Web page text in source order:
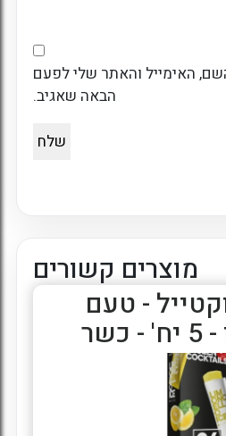
האימייל והאתר שלי לפעם
הבאה שאגיב.
מוצרים קשורים
- טעם